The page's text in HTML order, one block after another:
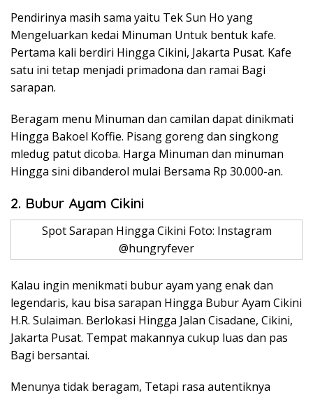
Pendirinya masih sama yaitu Tek Sun Ho yang
Mengeluarkan kedai Minuman Untuk bentuk kafe.
Pertama kali berdiri Hingga Cikini, Jakarta Pusat. Kafe
satu ini tetap menjadi primadona dan ramai Bagi
sarapan.
Beragam menu Minuman dan camilan dapat dinikmati
Hingga Bakoel Koffie. Pisang goreng dan singkong
mledug patut dicoba. Harga Minuman dan minuman
Hingga sini dibanderol mulai Bersama Rp 30.000-an.
2. Bubur Ayam Cikini
Spot Sarapan Hingga Cikini Foto: Instagram
@hungryfever
Kalau ingin menikmati bubur ayam yang enak dan
legendaris, kau bisa sarapan Hingga Bubur Ayam Cikini
H.R. Sulaiman. Berlokasi Hingga Jalan Cisadane, Cikini,
Jakarta Pusat. Tempat makannya cukup luas dan pas
Bagi bersantai.
Menunya tidak beragam, Tetapi rasa autentiknya